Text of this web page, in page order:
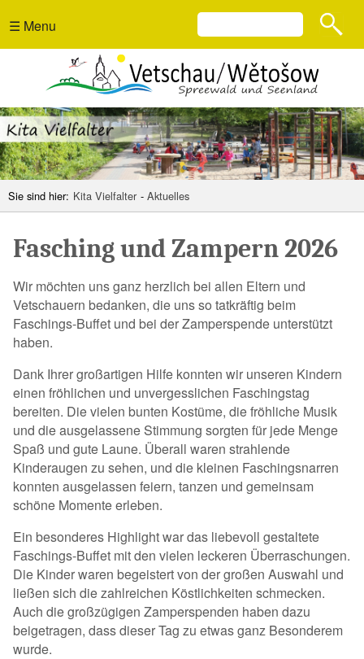
☰ Menu
Sie sind hier: Kita Vielfalter - Aktuelles
Fasching und Zampern 2026
Wir möchten uns ganz herzlich bei allen Eltern und
Vetschauern bedanken, die uns so tatkräftig beim
Faschings-Buffet und bei der Zamperspende unterstützt
haben.
Dank Ihrer großartigen Hilfe konnten wir unseren Kindern
einen fröhlichen und unvergesslichen Faschingstag
bereiten. Die vielen bunten Kostüme, die fröhliche Musik
und die ausgelassene Stimmung sorgten für jede Menge
Spaß und gute Laune. Überall waren strahlende
Kinderaugen zu sehen, und die kleinen Faschingsnarren
konnten ausgelassen feiern, tanzen und gemeinsam
schöne Momente erleben.
Ein besonderes Highlight war das liebevoll gestaltete
Faschings-Buffet mit den vielen leckeren Überraschungen.
Die Kinder waren begeistert von der großen Auswahl und
ließen sich die zahlreichen Köstlichkeiten schmecken.
Auch die großzügigen Zamperspenden haben dazu
beigetragen, dass dieser Tag zu etwas ganz Besonderem
wurde.